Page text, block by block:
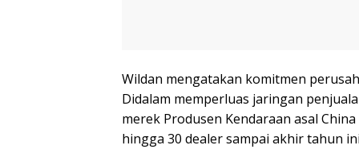
Wildan mengatakan komitmen
Didalam memperluas jaringan
merek Produsen Kendaraan asal
hingga 30 dealer sampai akhir tahun